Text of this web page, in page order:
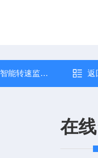
转速监测仪 返
在